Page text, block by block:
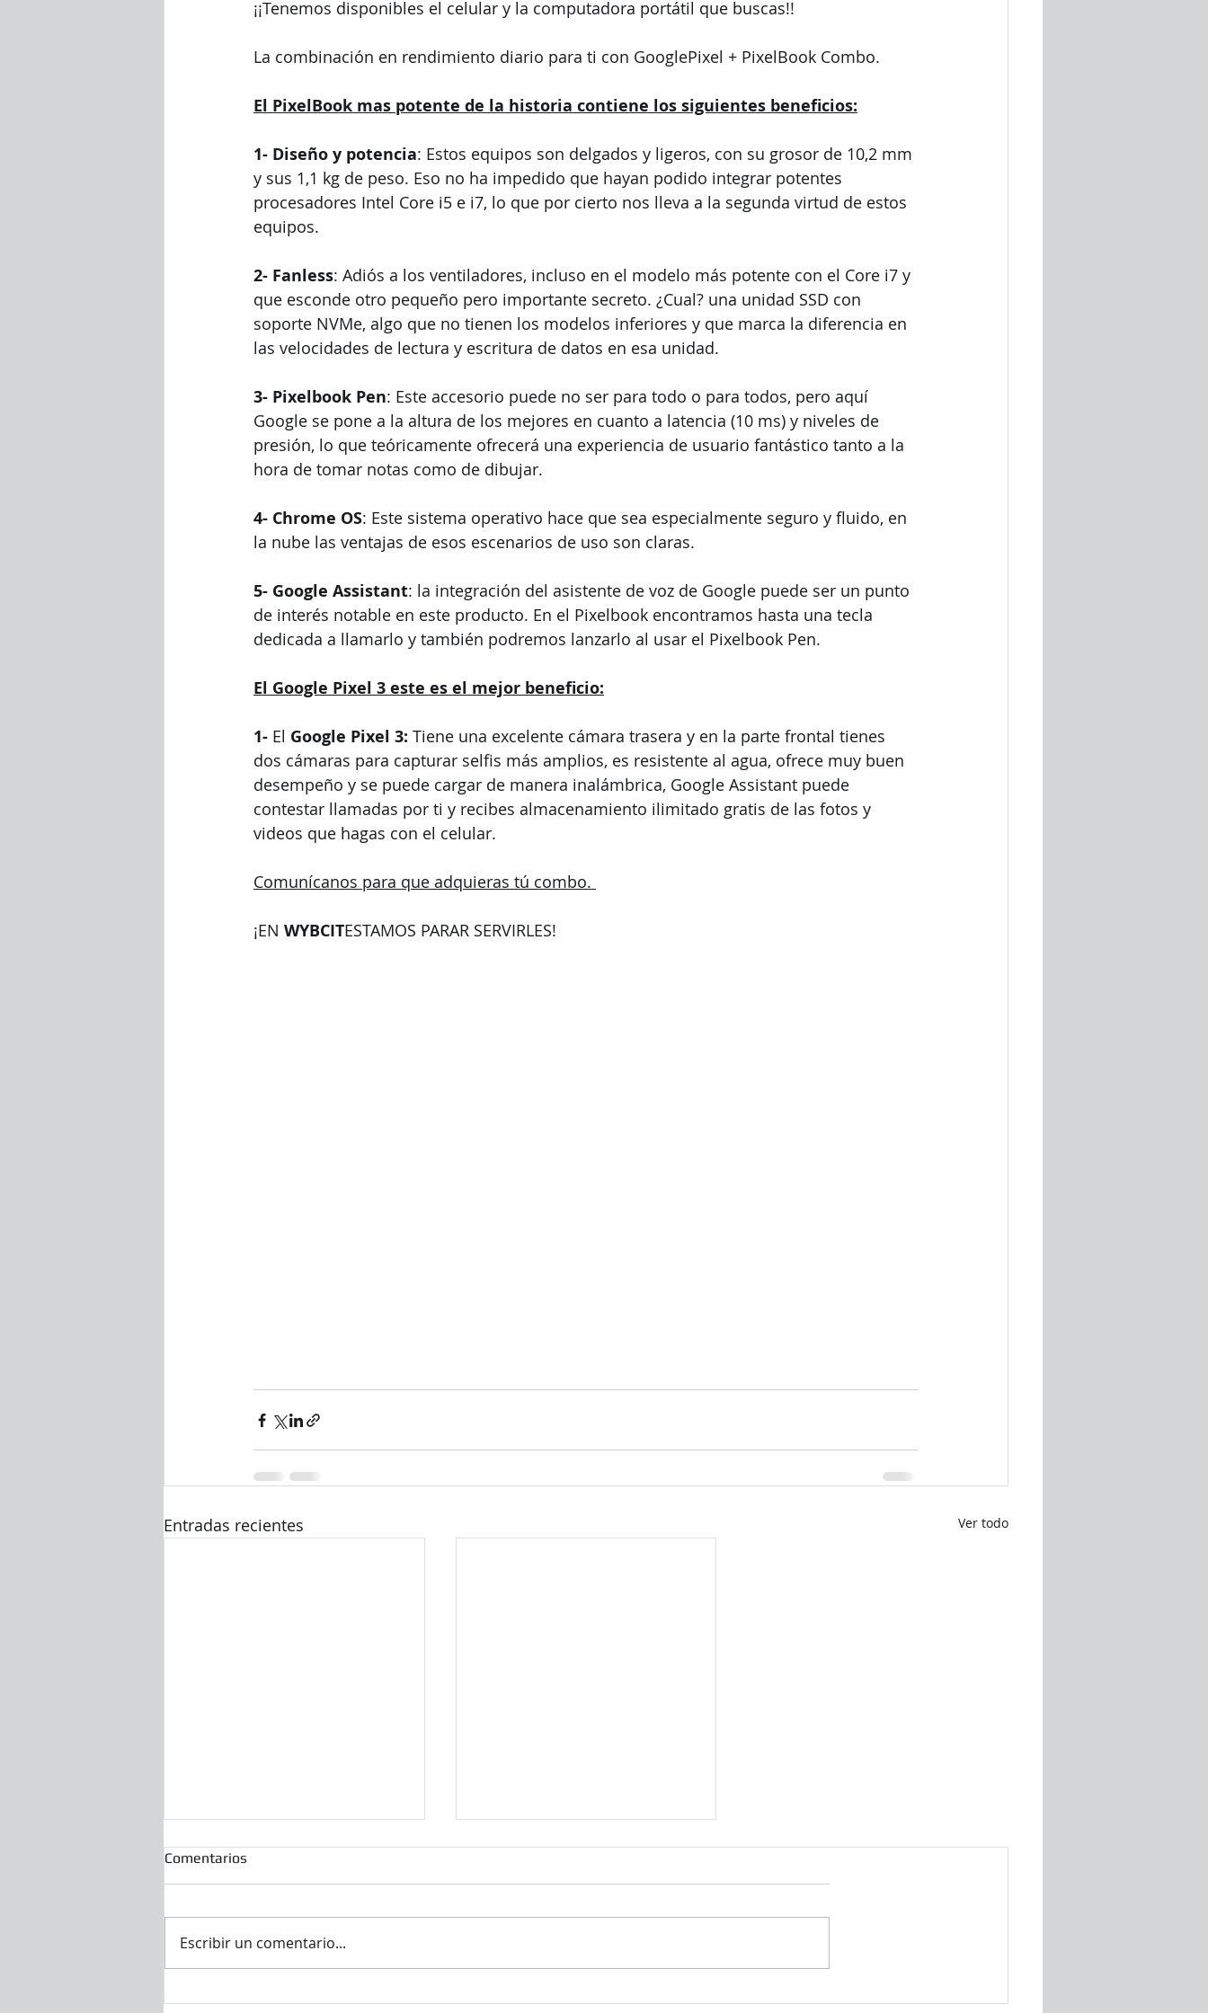
¡¡Tenemos disponibles el celular y la computadora portátil que buscas!!
La combinación en rendimiento diario para ti con GooglePixel + PixelBook Combo.
El PixelBook mas potente de la historia contiene los siguientes beneficios:
1- Diseño y potencia: Estos equipos son delgados y ligeros, con su grosor de 10,2 mm
y sus 1,1 kg de peso. Eso no ha impedido que hayan podido integrar potentes
procesadores Intel Core i5 e i7, lo que por cierto nos lleva a la segunda virtud de estos
equipos.
2- Fanless: Adiós a los ventiladores, incluso en el modelo más potente con el Core i7 y
que esconde otro pequeño pero importante secreto. ¿Cual? una unidad SSD con
soporte NVMe, algo que no tienen los modelos inferiores y que marca la diferencia en
las velocidades de lectura y escritura de datos en esa unidad.
3- Pixelbook Pen: Este accesorio puede no ser para todo o para todos, pero aquí
Google se pone a la altura de los mejores en cuanto a latencia (10 ms) y niveles de
presión, lo que teóricamente ofrecerá una experiencia de usuario fantástico tanto a la
hora de tomar notas como de dibujar.
4- Chrome OS: Este sistema operativo hace que sea especialmente seguro y fluido, en
la nube las ventajas de esos escenarios de uso son claras.
5- Google Assistant: la integración del asistente de voz de Google puede ser un punto
de interés notable en este producto. En el Pixelbook encontramos hasta una tecla
dedicada a llamarlo y también podremos lanzarlo al usar el Pixelbook Pen.
El Google Pixel 3 este es el mejor beneficio:
1- El Google Pixel 3: Tiene una excelente cámara trasera y en la parte frontal tienes
dos cámaras para capturar selfis más amplios, es resistente al agua, ofrece muy buen
desempeño y se puede cargar de manera inalámbrica, Google Assistant puede
contestar llamadas por ti y recibes almacenamiento ilimitado gratis de las fotos y
videos que hagas con el celular.
Comunícanos para que adquieras tú combo.
¡EN WYBCITESTAMOS PARAR SERVIRLES!
Entradas recientes Ver todo
Comentarios
Escribir un comentario...